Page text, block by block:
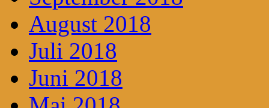
August 2018
Juli 2018
Juni 2018